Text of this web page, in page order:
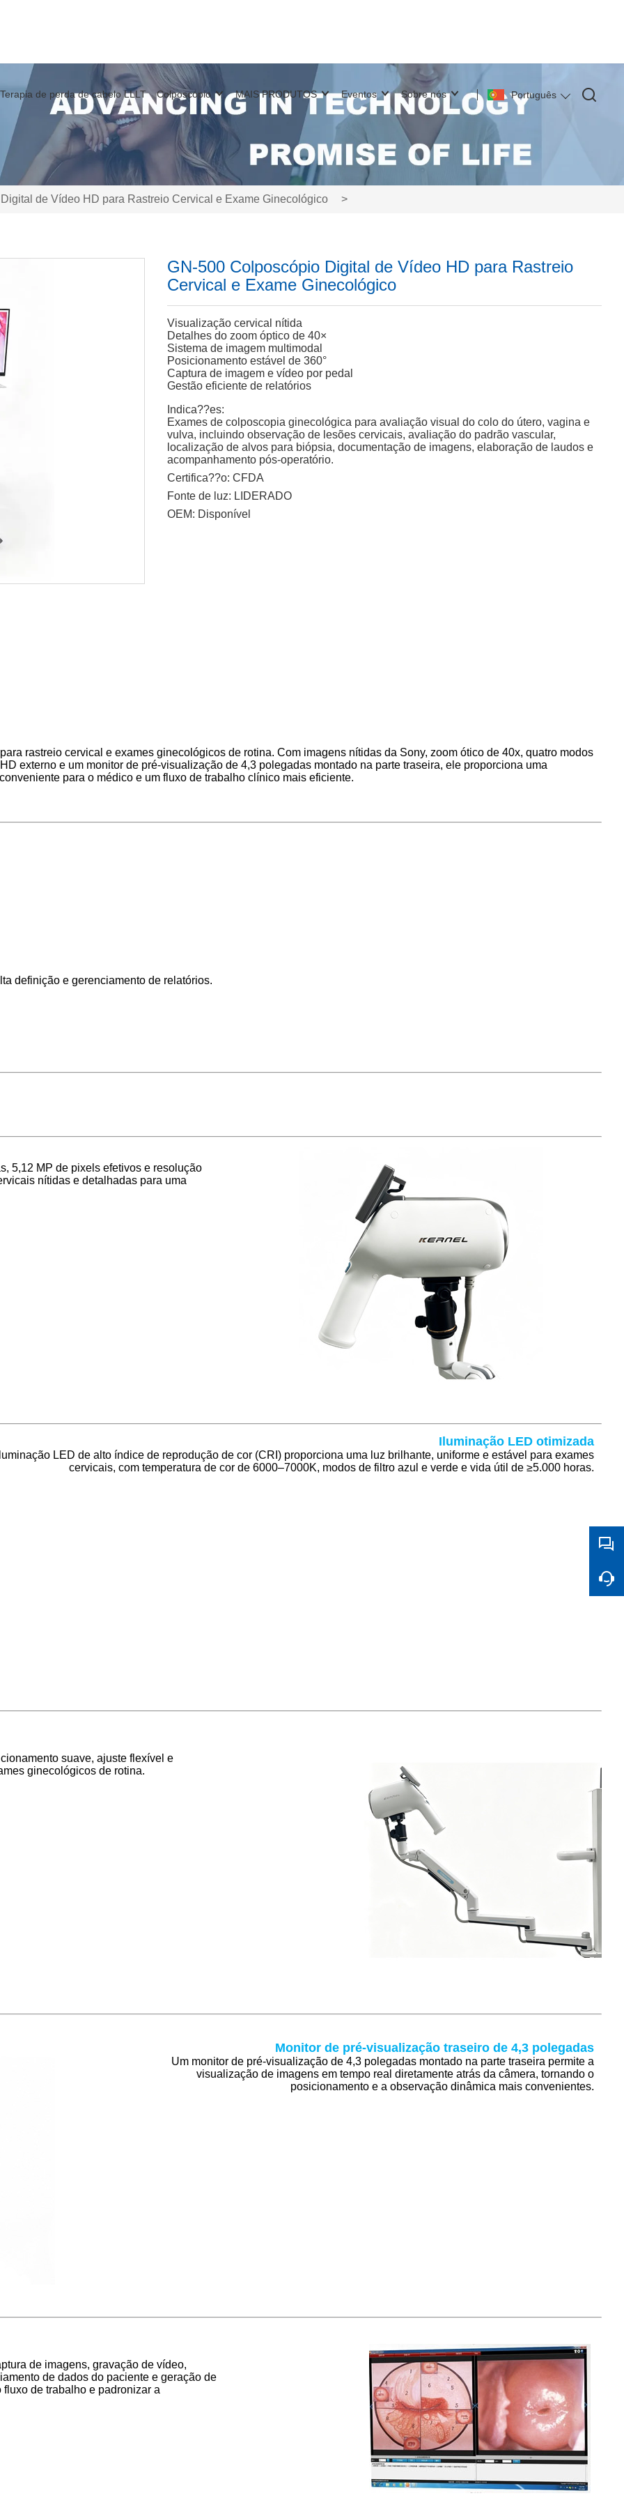
Português
Terapia de perda de cabelo LLLT Colposcópio MAIS PRODUTOS Eventos Sobre nós
de Vídeo HD para Rastreio Cervical e Exame Ginecológico >
GN-500 Colposcópio Digital de Vídeo HD para Rastreio
Cervical e Exame Ginecológico
Visualização cervical nítida
Detalhes do zoom óptico de 40×
Sistema de imagem multimodal
Posicionamento estável de 360°
Captura de imagem e vídeo por pedal
Gestão eficiente de relatórios
Indica??es:
Exames de colposcopia ginecológica para avaliação visual do colo do útero, vagina e
vulva, incluindo observação de lesões cervicais, avaliação do padrão vascular,
localização de alvos para biópsia, documentação de imagens, elaboração de laudos e
acompanhamento pós-operatório.
Certifica??o: CFDA
Fonte de luz: LIDERADO
OEM: Disponível
rastreio cervical e exames ginecológicos de rotina. Com imagens nítidas da Sony, zoom ótico de 40x, quatro modos
externo e um monitor de pré-visualização de 4,3 polegadas montado na parte traseira, ele proporciona uma
para o médico e um fluxo de trabalho clínico mais eficiente.
definição e gerenciamento de relatórios.
5,12 MP de pixels efetivos e resolução
nítidas e detalhadas para uma
Iluminação LED otimizada
LED de alto índice de reprodução de cor (CRI) proporciona uma luz brilhante, uniforme e estável para exames
cervicais, com temperatura de cor de 6000–7000K, modos de filtro azul e verde e vida útil de ≥5.000 horas.
suave, ajuste flexível e
ginecológicos de rotina.
Monitor de pré-visualização traseiro de 4,3 polegadas
Um monitor de pré-visualização de 4,3 polegadas montado na parte traseira permite a
visualização de imagens em tempo real diretamente atrás da câmera, tornando o
posicionamento e a observação dinâmica mais convenientes.
de imagens, gravação de vídeo,
de dados do paciente e geração de
de trabalho e padronizar a